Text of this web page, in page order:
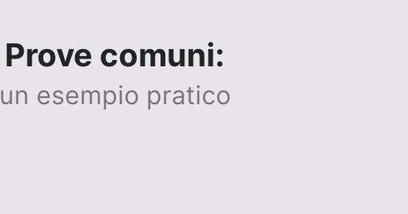
Prove comuni:
un esempio pratico